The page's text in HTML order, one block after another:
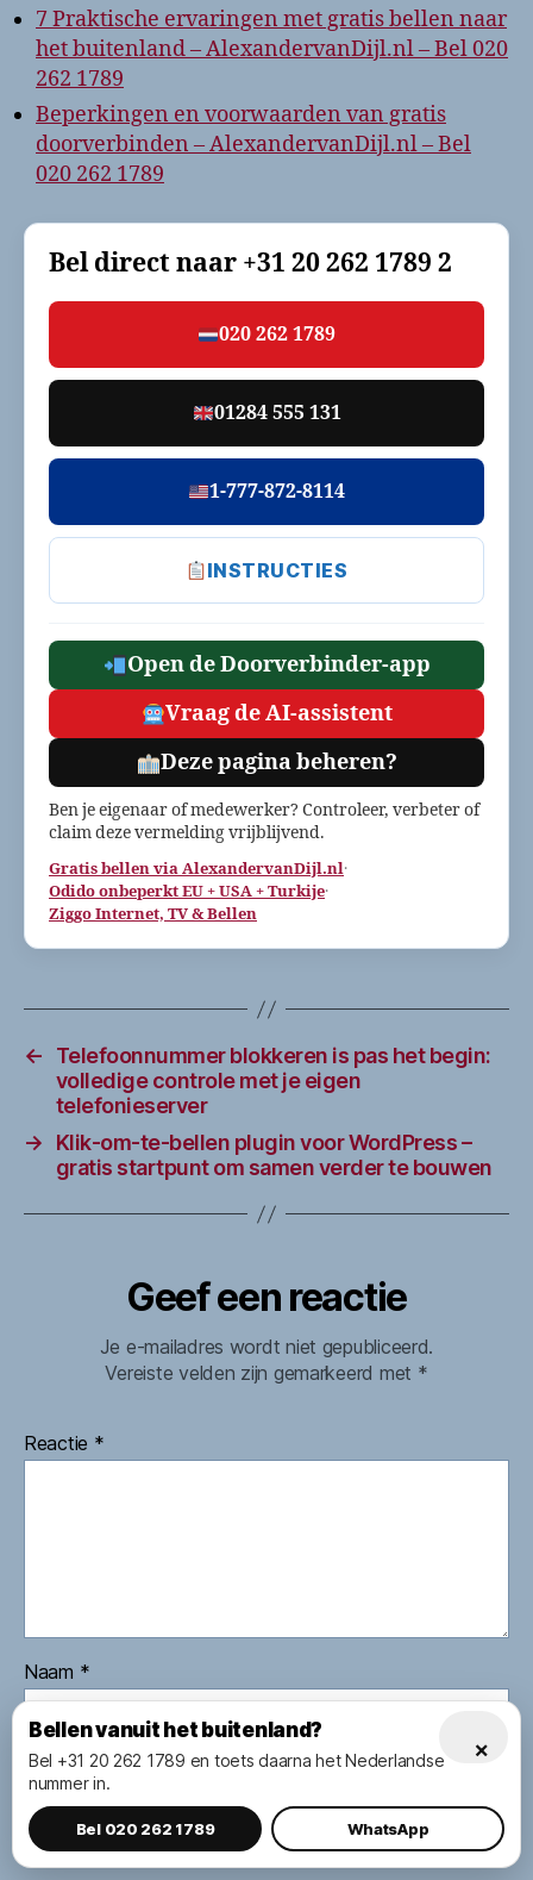
7 Praktische ervaringen met gratis bellen naar
het buitenland – AlexandervanDijl.nl – Bel 020
262 1789
Beperkingen en voorwaarden van gratis
doorverbinden – AlexandervanDijl.nl – Bel
020 262 1789
Bel direct naar +31 20 262 1789 2
020 262 1789
01284 555 131
1-777-872-8114
INSTRUCTIES
Open de Doorverbinder-app
Vraag de AI-assistent
Deze pagina beheren?
Ben je eigenaar of medewerker? Controleer, verbeter of
claim deze vermelding vrijblijvend.
Gratis bellen via AlexandervanDijl.nl·
Odido onbeperkt EU + USA + Turkije·
Ziggo Internet, TV & Bellen
←
Telefoonnummer blokkeren is pas het begin:
volledige controle met je eigen
telefonieserver
→
Klik-om-te-bellen plugin voor WordPress –
gratis startpunt om samen verder te bouwen
Geef een reactie
Je e-mailadres wordt niet gepubliceerd.
Vereiste velden zijn gemarkeerd met *
Reactie *
Naam *
E-mail*
×
Bellen vanuit het buitenland?
Bel +31 20 262 1789 en toets daarna het Nederlandse
nummer in.
Bel 020 262 1789 WhatsApp